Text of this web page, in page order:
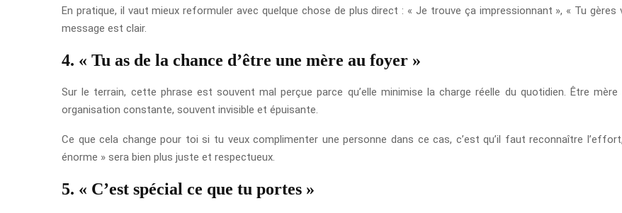
En pratique, il vaut mieux reformuler avec quelque chose de plus direct : « Je trouve ça impressionnant », « Tu
message est clair.
4. « Tu as de la chance d’être une mère au foyer »
Sur le terrain, cette phrase est souvent mal perçue parce qu’elle minimise la charge réelle du quotidien. Être mère
organisation constante, souvent invisible et épuisante.
Ce que cela change pour toi si tu veux complimenter une personne dans ce cas, c’est qu’il faut reconnaître
énorme » sera bien plus juste et respectueux.
5. « C’est spécial ce que tu portes »